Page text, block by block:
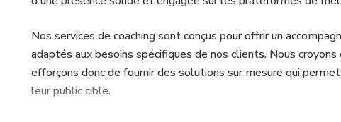
Nos services de coaching sont conçus pour offrir un
adaptés aux besoins spécifiques de nos clients. Nous
efforçons donc de fournir des solutions sur mesure qui
leur public cible.